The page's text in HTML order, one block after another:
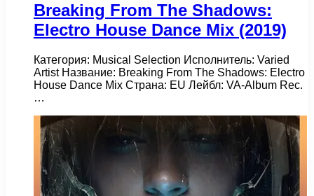
Breaking From The Shadows:
Electro House Dance Mix (2019)
Категория: Musical Selection Исполнитель: Varied
Artist Название: Breaking From The Shadows: Electro
House Dance Mix Страна: EU Лейбл: VA-Album Rec.
…